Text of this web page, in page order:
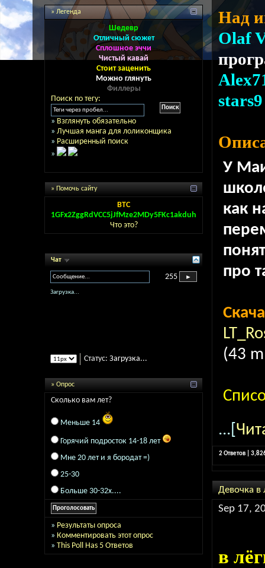
» Легенда
Шедевр
Отличный сюжет
Сплошное эччи
Чистый кавай
Стоит заценить
Можно глянуть
Филлеры
Поиск по тегу:
» Взглянуть обязательно
» Лучшая манга для лоликонщика
» Расширенный поиск
»
» Помочь сайту
BTC
1GFx2ZggRdVCC5jJfMze2MDy5FKc1akduh
Что это?
Чат
255
Загрузка...
Статус: Загрузка...
» Опрос
Сколько вам лет?
Меньше 14
Горячий подросток 14-18 лет
Мне 20 лет и я бородат =)
25-30
Больше 30-32х....
» Результаты опроса
» Комментировать этот опрос
» This Poll Has 5 Ответов
Над
Olaf
stars9
У
как
про
(43
...[
2 Ответов |
Девочка в
Sep 17,
в